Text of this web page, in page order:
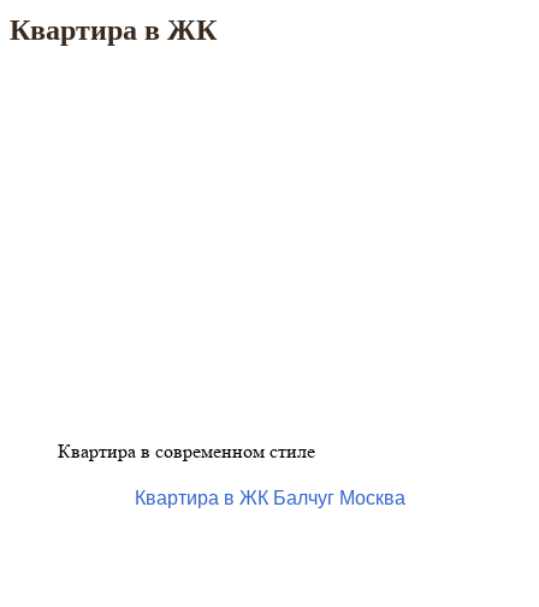
Квартира в ЖК
Квартира в современном стиле
Квартира в ЖК Балчуг Москва